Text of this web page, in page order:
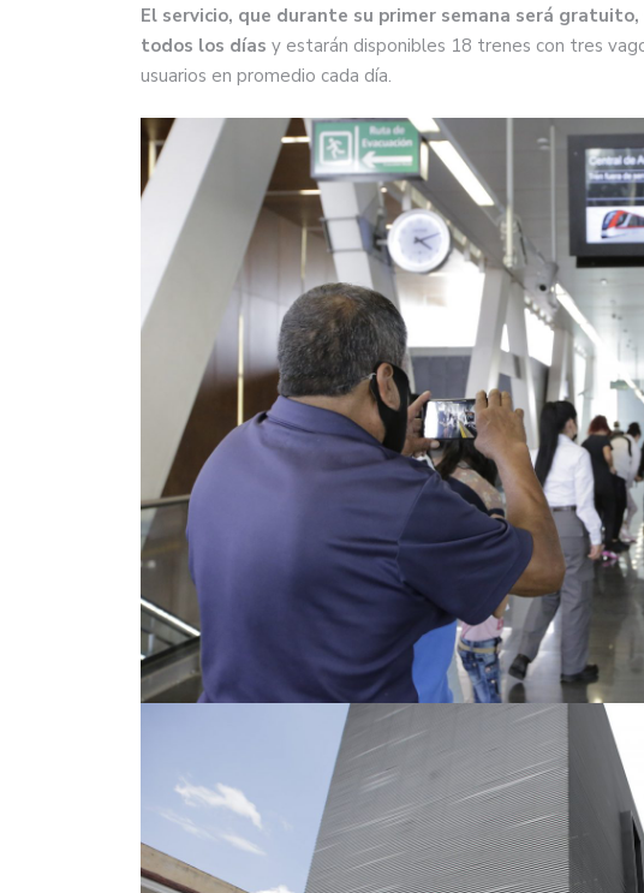
El servicio, que durante su primer semana será
todos los días y estarán disponibles 18 trenes con tres
usuarios en promedio cada día.